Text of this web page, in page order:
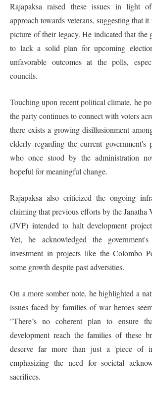
Rajapaksa raised these issues in light
approach towards veterans, suggesting that
picture of their legacy. He indicated that the
to lack a solid plan for upcoming
unfavorable outcomes at the polls,
councils.
Touching upon recent political climate, he
the party continues to connect with voters
there exists a growing disillusionment
elderly regarding the current government's
who once stood by the administration
hopeful for meaningful change.
Rajapaksa also criticized the ongoing
claiming that previous efforts by the Janatha
(JVP) intended to halt development
Yet, he acknowledged the
investment in projects like the Colombo
some growth despite past adversities.
On a more somber note, he highlighted a
issues faced by families of war heroes
"There’s no coherent plan to ensure
development reach the families of these
deserve far more than just a 'piece of
emphasizing the need for societal
sacrifices.